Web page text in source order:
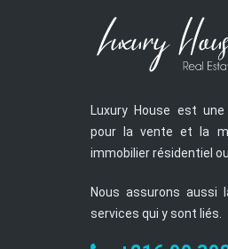
Luxury House est une
pour la vente et la
immobilier résidentiel
Nous assurons
services qui y sont liés.